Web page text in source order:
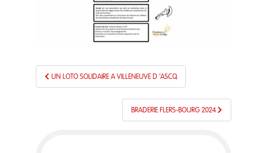
Navigation
de
UN LOTO SOLIDAIRE A VILLENEUVE D ‘ASCQ
BRADERIE FLERS-BOURG 2024